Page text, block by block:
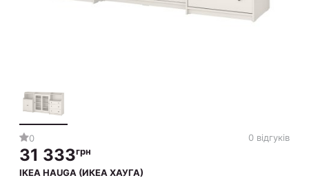
0 0 відгуків
31 333грн
IKEA HAUGA (ИКЕА ХАУГА)